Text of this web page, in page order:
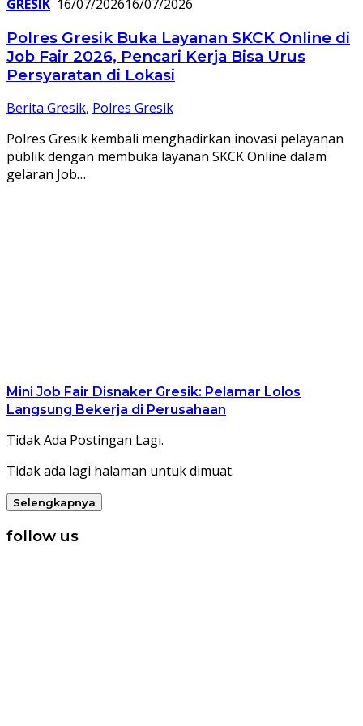
GRESIK 16/07/202616/07/2026
Polres Gresik Buka Layanan SKCK Online di
Job Fair 2026, Pencari Kerja Bisa Urus
Persyaratan di Lokasi
Berita Gresik, Polres Gresik
Polres Gresik kembali menghadirkan inovasi pelayanan
publik dengan membuka layanan SKCK Online dalam
gelaran Job…
Mini Job Fair Disnaker Gresik: Pelamar Lolos
Langsung Bekerja di Perusahaan
Tidak Ada Postingan Lagi.
Tidak ada lagi halaman untuk dimuat.
Selengkapnya
follow us